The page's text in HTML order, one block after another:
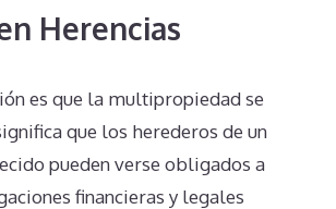
Herencias
es que la multipropiedad se
que los herederos de un
pueden verse obligados a
financieras y legales